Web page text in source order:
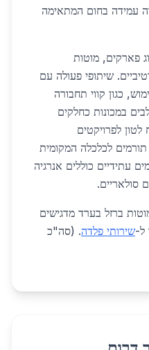
עמידה בחום המתאימה
פארקים, מוטות
שיתופי פעולה עם
כגון קווי תחבורה
במכונות כחלקים
כ-4,200 ש"ח לטון לפרויקטים
לכלכלה המקומית
עתידיים כוללים אנרגיה
סולאריים.
ברזל בערד מדגישים
ל-שירותי פלדה. (סה"כ